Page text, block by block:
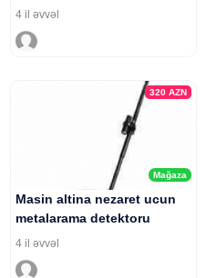
4 il əvvəl
Mağaza
320 AZN
Masin altina nezaret ucun
metalarama detektoru
4 il əvvəl